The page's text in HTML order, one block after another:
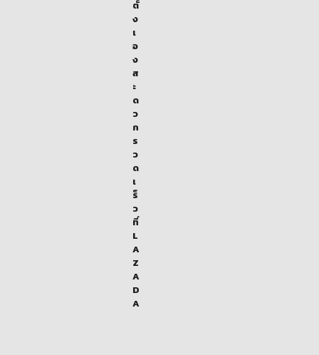
ตั้
ง
เ
อ
ง
ส
ะ
ด
ว
ก
ร
ว
ด
เ
ร็
ว
ที่
L
A
Z
A
D
A